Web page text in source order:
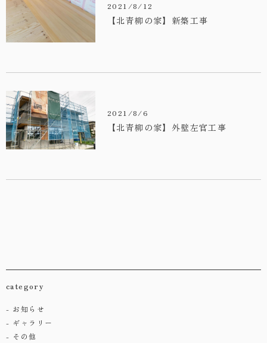
2021/8/12
【北青柳の家】新築工事
2021/8/6
【北青柳の家】外壁左官工事
category
お知らせ
ギャラリー
その他